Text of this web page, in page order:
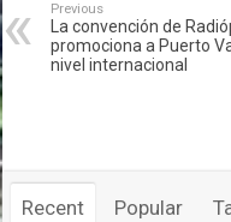
Previous
La convención de
promociona a Puerto
nivel internacional
Recent Popular